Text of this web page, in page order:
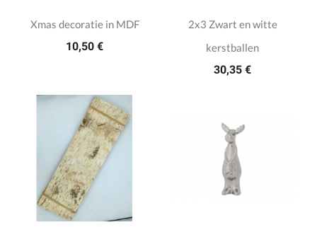
Xmas decoratie in MDF
10,50 €
2x3 Zwart en witte
kerstballen
30,35 €